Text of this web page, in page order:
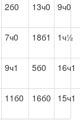
2б0 13ч0 9ч0
7ч0 18б1 1ч½
9ч1 5б0 16ч1
11б0 16б0 15ч1